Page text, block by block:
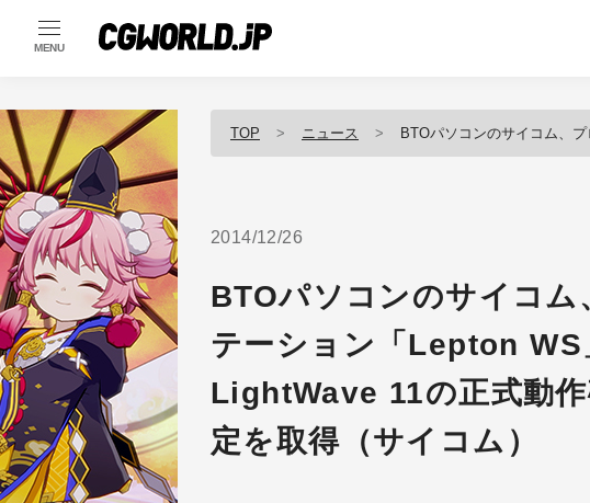
MENU
TOP ニュース BTOパソコンのサイコム、プロ向けワークステーション「
2014/12/26
BTOパソコンのサイコム
テーション「Lepton WS
LightWave 11の正式動
定を取得（サイコム）